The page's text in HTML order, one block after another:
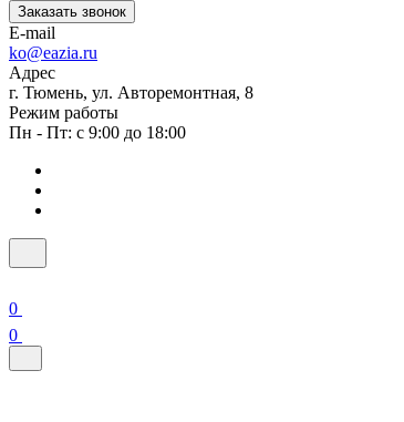
Заказать звонок
E-mail
ko@eazia.ru
Адрес
г. Тюмень, ул. Авторемонтная, 8
Режим работы
Пн - Пт: с 9:00 до 18:00
0
0